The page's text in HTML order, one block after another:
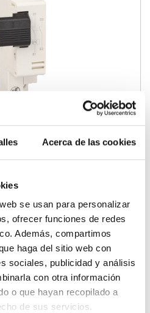
Acerca de las cookies
se usan para personalizar
ofrecer funciones de redes
Además, compartimos
haga del sitio web con
sociales, publicidad y análisis
con otra información
o que hayan recopilado a
de sus servicios.
mínima tensión INRS -
Schneider Electric
o componente
Fallo subtensión
de control220 a 240 V Tipo
Corriente alterna (AC, CA)
Comprar